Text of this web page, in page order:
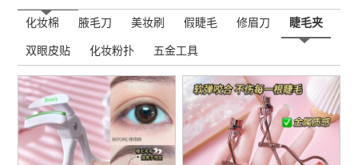
化妆棉 腋毛刀 美妆刷 假睫毛 修眉刀 睫毛夹
双眼皮贴 化妆粉扑 五金工具